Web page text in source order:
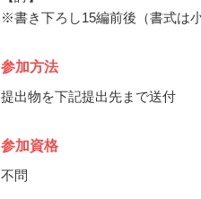
※書き下ろし15編前後（書式は
参加方法
提出物を下記提出先まで送付
参加資格
不問